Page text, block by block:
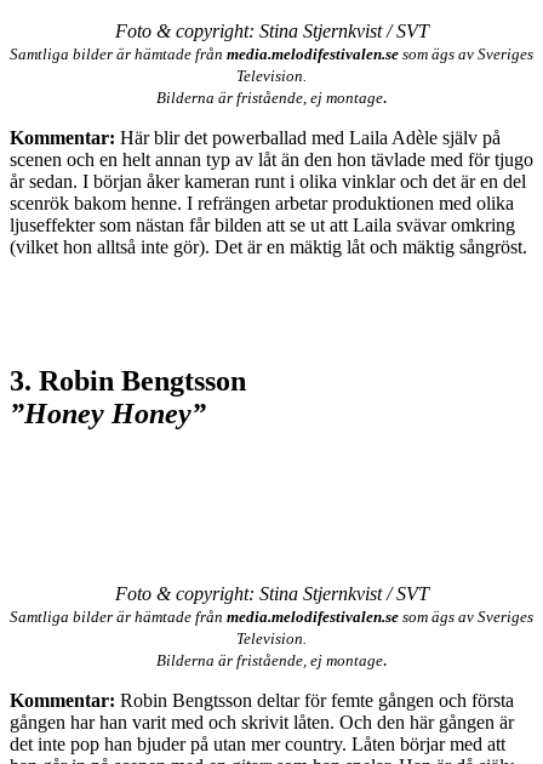
Foto & copyright: Stina Stjernkvist / SVT
Samtliga bilder är hämtade från media.melodifestivalen.se som ägs av Sveriges
Television.
Bilderna är fristående, ej montage.
Kommentar: Här blir det powerballad med Laila Adèle själv på
scenen och en helt annan typ av låt än den hon tävlade med för tjugo
år sedan. I början åker kameran runt i olika vinklar och det är en del
scenrök bakom henne. I refrängen arbetar produktionen med olika
ljuseffekter som nästan får bilden att se ut att Laila svävar omkring
(vilket hon alltså inte gör). Det är en mäktig låt och mäktig sångröst.
3. Robin Bengtsson
”Honey Honey”
Foto & copyright: Stina Stjernkvist / SVT
Samtliga bilder är hämtade från media.melodifestivalen.se som ägs av Sveriges
Television.
Bilderna är fristående, ej montage.
Kommentar: Robin Bengtsson deltar för femte gången och första
gången har han varit med och skrivit låten. Och den här gången är
det inte pop han bjuder på utan mer country. Låten börjar med att